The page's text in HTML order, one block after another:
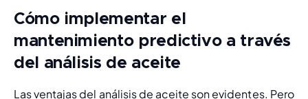
Cómo implementar el
mantenimiento predictivo a través
del análisis de aceite
Las ventajas del análisis de aceite son evidentes. Pero